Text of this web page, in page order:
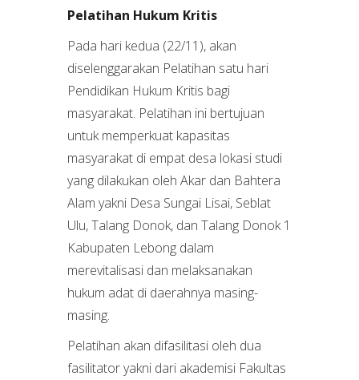
Pelatihan Hukum Kritis
Pada hari kedua (22/11), akan
diselenggarakan Pelatihan satu hari
Pendidikan Hukum Kritis bagi
masyarakat. Pelatihan ini bertujuan
untuk memperkuat kapasitas
masyarakat di empat desa lokasi studi
yang dilakukan oleh Akar dan Bahtera
Alam yakni Desa Sungai Lisai, Seblat
Ulu, Talang Donok, dan Talang Donok 1
Kabupaten Lebong dalam
merevitalisasi dan melaksanakan
hukum adat di daerahnya masing-
masing.
Pelatihan akan difasilitasi oleh dua
fasilitator yakni dari akademisi Fakultas